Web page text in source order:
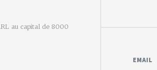
au capital de 8000
EMAIL